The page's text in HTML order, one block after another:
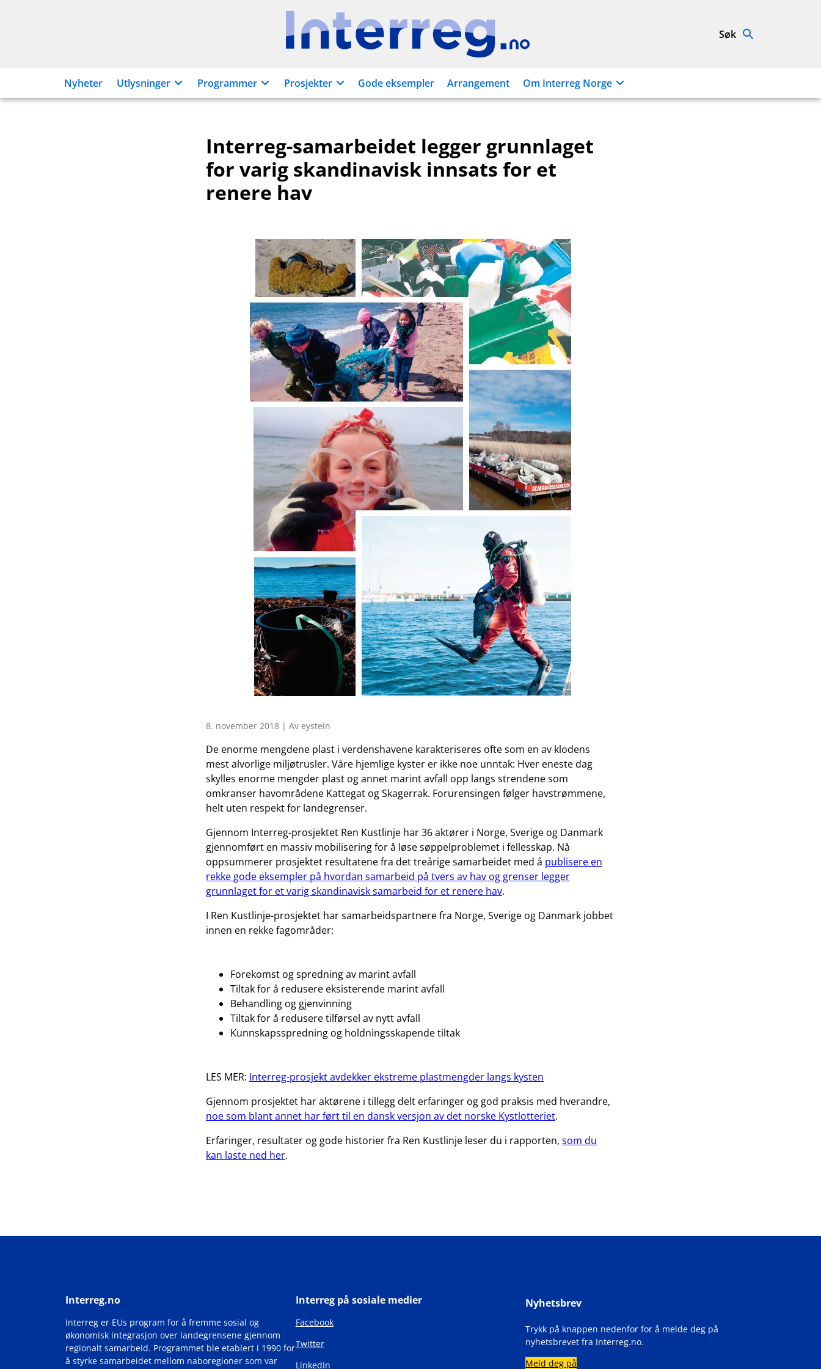
Interreg.no Søk
Nyheter Utlysninger Programmer Prosjekter Gode eksempler Arrangement Om Interreg Norge
Interreg-samarbeidet legger grunnlaget
for varig skandinavisk innsats for et
renere hav
8. november 2018 | Av eystein
De enorme mengdene plast i verdenshavene karakteriseres ofte som en av klodens
mest alvorlige miljøtrusler. Våre hjemlige kyster er ikke noe unntak: Hver eneste dag
skylles enorme mengder plast og annet marint avfall opp langs strendene som
omkranser havområdene Kattegat og Skagerrak. Forurensingen følger havstrømmene,
helt uten respekt for landegrenser.
Gjennom Interreg-prosjektet Ren Kustlinje har 36 aktører i Norge, Sverige og Danmark
gjennomført en massiv mobilisering for å løse søppelproblemet i fellesskap. Nå
oppsummerer prosjektet resultatene fra det treårige samarbeidet med å publisere en
rekke gode eksempler på hvordan samarbeid på tvers av hav og grenser legger
grunnlaget for et varig skandinavisk samarbeid for et renere hav.
I Ren Kustlinje-prosjektet har samarbeidspartnere fra Norge, Sverige og Danmark jobbet
innen en rekke fagområder:
Forekomst og spredning av marint avfall
Tiltak for å redusere eksisterende marint avfall
Behandling og gjenvinning
Tiltak for å redusere tilførsel av nytt avfall
Kunnskapsspredning og holdningsskapende tiltak
LES MER: Interreg-prosjekt avdekker ekstreme plastmengder langs kysten
Gjennom prosjektet har aktørene i tillegg delt erfaringer og god praksis med hverandre,
noe som blant annet har ført til en dansk versjon av det norske Kystlotteriet.
Erfaringer, resultater og gode historier fra Ren Kustlinje leser du i rapporten, som du
kan laste ned her.
Interreg.no
Interreg er EUs program for å fremme sosial og
økonomisk integrasjon over landegrensene gjennom
regionalt samarbeid. Programmet ble etablert i 1990 for
å styrke samarbeidet mellom naboregioner som var
Interreg på sosiale medier
Facebook
Twitter
LinkedIn
Nyhetsbrev
Trykk på knappen nedenfor for å melde deg på
nyhetsbrevet fra Interreg.no.
Meld deg på